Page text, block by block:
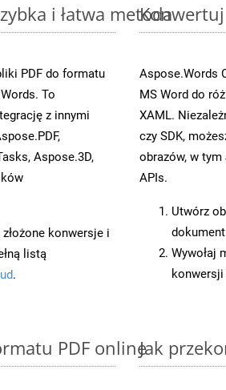
i łatwa metoda
PDF do formatu
To
z innymi
Aspose.3D,
konwersje i
listą
.
Aspose.Words
MS Word do
XAML.
czy SDK,
obrazów, w tym
APIs.
Utwórz
dokument
Wywołaj
konwersji
PDF onlineJak